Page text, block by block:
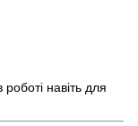
роботі навіть для